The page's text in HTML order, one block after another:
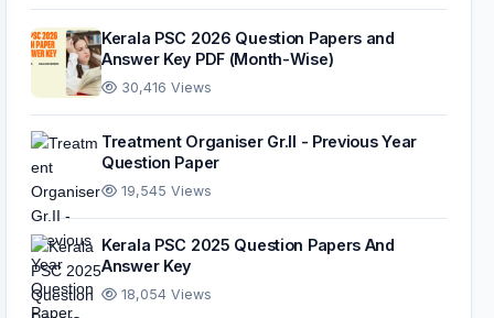
Kerala PSC 2026 Question Papers and
Answer Key PDF (Month-Wise)
30,416 Views
Treatment Organiser Gr.II - Previous Year
Question Paper
19,545 Views
Kerala PSC 2025 Question Papers And
Answer Key
18,054 Views